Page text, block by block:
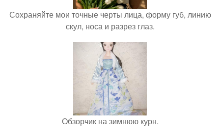
Сохраняйте мои точные черты лица, форму губ, линию
скул, носа и разрез глаз.
Обзорчик на зимнюю курн.